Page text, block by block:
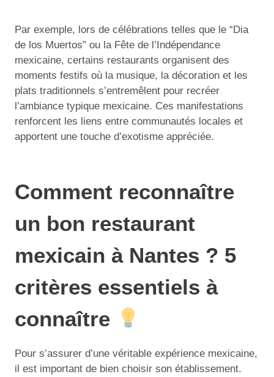
Par exemple, lors de célébrations telles que le “Dia
de los Muertos” ou la Fête de l’Indépendance
mexicaine, certains restaurants organisent des
moments festifs où la musique, la décoration et les
plats traditionnels s’entremêlent pour recréer
l’ambiance typique mexicaine. Ces manifestations
renforcent les liens entre communautés locales et
apportent une touche d’exotisme appréciée.
Comment reconnaître
un bon restaurant
mexicain à Nantes ? 5
critères essentiels à
connaître
Pour s’assurer d’une véritable expérience mexicaine,
il est important de bien choisir son établissement.